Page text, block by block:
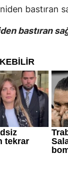
bastıran